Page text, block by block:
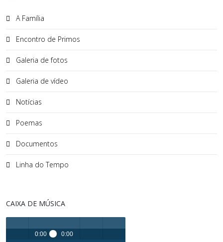
A Família
Encontro de Primos
Galeria de fotos
Galeria de vídeo
Notícias
Poemas
Documentos
Linha do Tempo
CAIXA DE MÚSICA
0:00 0:00